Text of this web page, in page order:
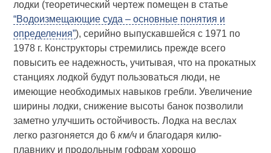
лодки (теоретический чертеж помещен в статье
“Водоизмещающие суда – основные понятия и
определения”), серийно выпускавшейся с 1971 по
1978 г. Конструкторы стремились прежде всего
повысить ее надежность, учитывая, что на прокатных
станциях лодкой будут пользоваться люди, не
имеющие необходимых навыков гребли. Увеличение
ширины лодки, снижение высоты банок позволили
заметно улучшить остойчивость. Лодка на веслах
легко разгоняется до 6км/ч и благодаря килю-
плавнику и продольным гофрам хорошо